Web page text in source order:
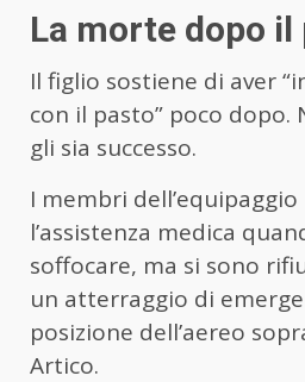
La morte dopo il
Il figlio sostiene di aver
con il pasto” poco dopo.
gli sia successo.
I membri
l’assistenza medica
soffocare, ma si sono
un atterraggio di
posizione dell’aereo
Artico.